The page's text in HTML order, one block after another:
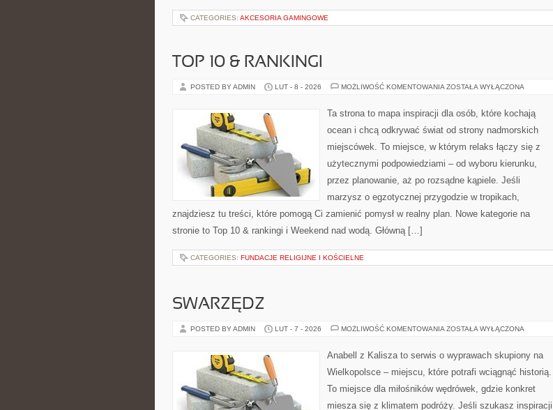
CATEGORIES: AKCESORIA GAMINGOWE
TOP 10 & RANKINGI
POSTED BY ADMIN LUT - 8 - 2026 MOŻLIWOŚĆ KOMENTOWANIA TOP
RANKINGI
ZOSTAŁA WYŁĄCZONA
Ta strona to mapa inspiracji dla osób, które kochają
ocean i chcą odkrywać świat od strony nadmorskich
miejscówek. To miejsce, w którym relaks łączy się z
użytecznymi podpowiedziami – od wyboru kierunku,
przez planowanie, aż po rozsądne kąpiele. Jeśli
marzysz o egzotycznej przygodzie w tropikach,
znajdziesz tu treści, które pomogą Ci zamienić pomysł w realny plan. Nowe kategorie na
stronie to Top 10 & rankingi i Weekend nad wodą. Główną […]
CATEGORIES: FUNDACJE RELIGIJNE I KOŚCIELNE
SWARZĘDZ
POSTED BY ADMIN LUT - 7 - 2026 MOŻLIWOŚĆ KOMENTOWANIA SWARZĘDZ
ZOSTAŁA WYŁĄCZONA
Anabell z Kalisza to serwis o wyprawach skupiony na
Wielkopolsce – miejscu, które potrafi wciągnąć historią.
To miejsce dla miłośników wędrówek, gdzie konkret
miesza się z klimatem podróży. Jeśli szukasz inspiracji